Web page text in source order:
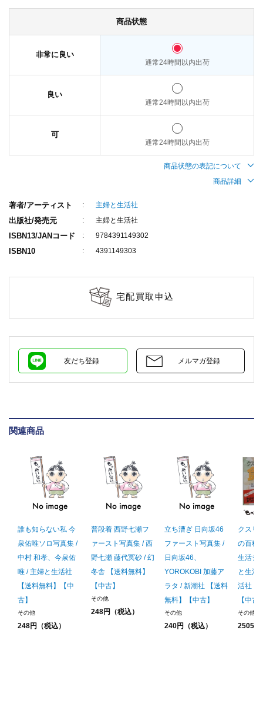
商品状態
非常に良い
通常24時間以内出荷
良い
通常24時間以内出荷
可
通常24時間以内出荷
商品状態の表記について
商品詳細
著者/アーティスト 主婦と生活社
出版社/発売元 主婦と生活社
ISBN13/JANコード 9784391149302
ISBN10 4391149303
宅配買取申込
友だち登録 メルマガ登録
関連商品
誰も知らない私 今
泉佑唯ソロ写真集 /
中村 和孝、今泉佑
唯 / 主婦と生活社
【送料無料】【中
古】
その他
248円（税込）
普段着 西野七瀬フ
ァースト写真集 / 西
野七瀬 藤代冥砂 / 幻
冬舎 【送料無料】
【中古】
その他
248円（税込）
立ち漕ぎ 日向坂46
ファースト写真集 /
日向坂46、
YOROKOBI 加藤ア
ラタ / 新潮社 【送料
無料】【中古】
その他
240円（税込）
クスリ
の百科
生活シ
と生活
活社 【
【中古
その他
2505円